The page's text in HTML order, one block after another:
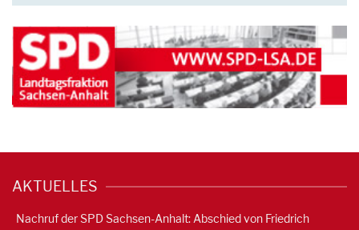
AKTUELLES
Nachruf der SPD Sachsen-Anhalt: Abschied von Friedrich